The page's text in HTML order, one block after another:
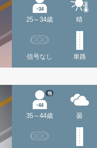
25～34歳 晴
信号なし 単路
35～44歳
他
曇